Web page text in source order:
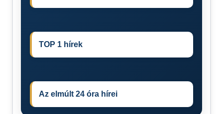
TOP 1 hírek
Az elmúlt 24 óra hírei